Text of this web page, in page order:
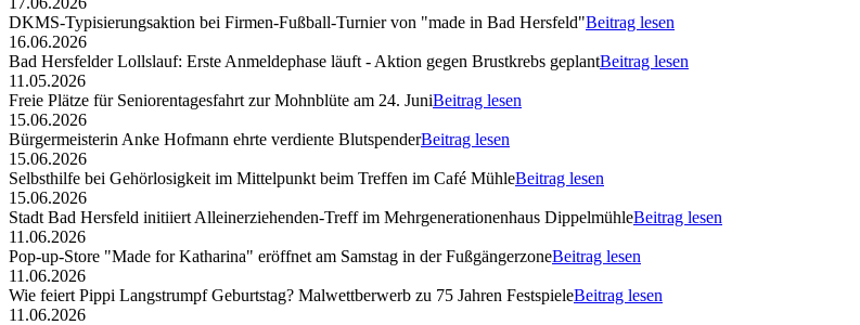
DKMS-Typisierungsaktion bei Firmen-Fußball-Turnier von "made in Bad Hersfeld"Beitrag lesen
16.06.2026
Bad Hersfelder Lollslauf: Erste Anmeldephase läuft - Aktion gegen Brustkrebs geplantBeitrag lesen
11.05.2026
Freie Plätze für Seniorentagesfahrt zur Mohnblüte am 24. JuniBeitrag lesen
15.06.2026
Bürgermeisterin Anke Hofmann ehrte verdiente BlutspenderBeitrag lesen
15.06.2026
Selbsthilfe bei Gehörlosigkeit im Mittelpunkt beim Treffen im Café MühleBeitrag lesen
15.06.2026
Stadt Bad Hersfeld initiiert Alleinerziehenden-Treff im Mehrgenerationenhaus DippelmühleBeitrag lesen
11.06.2026
Pop-up-Store "Made for Katharina" eröffnet am Samstag in der FußgängerzoneBeitrag lesen
11.06.2026
Wie feiert Pippi Langstrumpf Geburtstag? Malwettberwerb zu 75 Jahren FestspieleBeitrag lesen
11.06.2026